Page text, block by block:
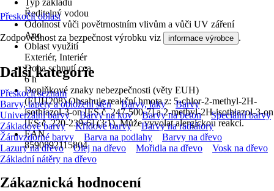
Typ základu
Ředitelný vodou
Odolnost vůči povětrnostním vlivům a vůči UV záření
Ano
Oblast využití
Exteriér, Interiér
Doba schnutí cca
6 h
Doplňkové znaky nebezpečnosti (věty EUH)
(EUH208) Obsahuje reakční hmota z: 5-chlor-2-methyl-2H-
isothiazol-3-on [ES č. 247-500-7] a 2-methyl-2H-isothiazol-3-on
[ES č. 220-239-6] (3:1). Může vyvolat alergickou reakci.
EAN
8590892115804
Přeskočit oblast
Zodpovědnost za bezpečnost výrobku viz informace výrobce .
Další kategorie
Přeskočit seznam
Barvy, tapety a obložení stěn
Barvy, laky
Barvy
Univerzální barvy
Barvy na kov Barvy na beton
Speciální barvy
Základové barvy
Křídové barvy
Barvy na radiátory
Žáruvzdorné barvy
Barva na podlahy
Barvy na dřevo
Lazury na dřevo
Olej na dřevo Mořidla na dřevo
Vosk na dřevo
Základní nátěry na dřevo
Zákaznická hodnocení